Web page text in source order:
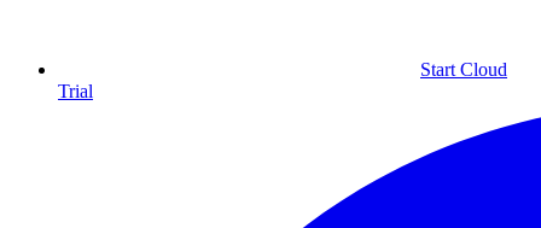
Start Cloud
Trial